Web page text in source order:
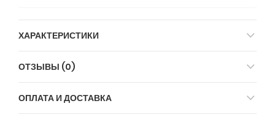
ХАРАКТЕРИСТИКИ
ОТЗЫВЫ (0)
ОПЛАТА И ДОСТАВКА